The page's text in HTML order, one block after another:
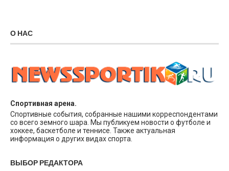
О НАС
Спортивная арена.
Спортивные события, собранные нашими корреспондентами
со всего земного шара. Мы публикуем новости о футболе и
хоккее, баскетболе и теннисе. Также актуальная
информация о других видах спорта.
ВЫБОР РЕДАКТОРА